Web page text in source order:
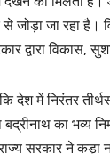
जोड़ा जा रहा है।
द्वारा विकास,
देश में निरंतर
का भव्य
सरकार ने